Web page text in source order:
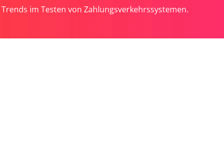
im Testen von Zahlungsverkehrssystemen.